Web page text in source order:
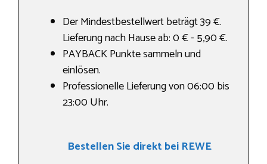
Der Mindestbestellwert beträgt 39 €.
Lieferung nach Hause ab: 0 € - 5,90 €.
PAYBACK Punkte sammeln und
einlösen.
Professionelle Lieferung von 06:00 bis
23:00 Uhr.
Bestellen Sie direkt bei REWE